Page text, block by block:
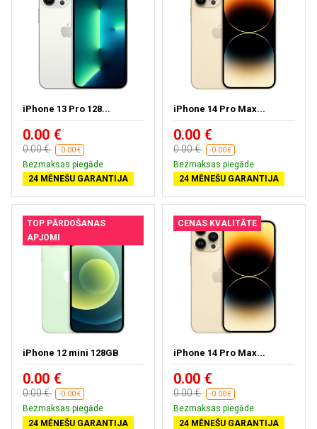
iPhone 13 Pro 128...
0.00 €
0.00 € -0.00 €
Bezmaksas piegāde
24 MĒNEŠU GARANTIJA
iPhone 14 Pro Max...
0.00 €
0.00 € -0.00 €
Bezmaksas piegāde
24 MĒNEŠU GARANTIJA
TOP PĀRDOŠANAS
APJOMI
iPhone 12 mini 128GB
0.00 €
0.00 € -0.00 €
Bezmaksas piegāde
24 MĒNEŠU GARANTIJA
CENAS KVALITĀTE
iPhone 14 Pro Max...
0.00 €
0.00 € -0.00 €
Bezmaksas piegāde
24 MĒNEŠU GARANTIJA